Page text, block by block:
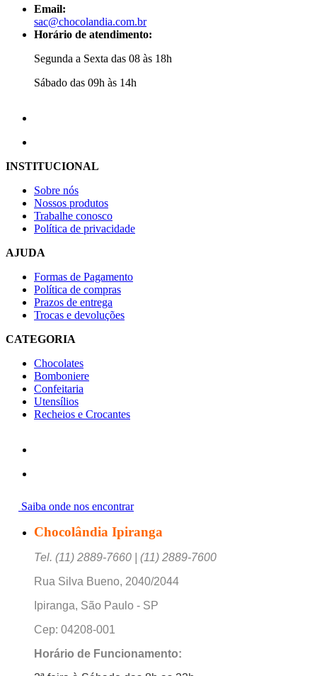
Email:
sac@chocolandia.com.br
Horário de atendimento:
Segunda a Sexta das 08 às 18h
Sábado das 09h às 14h
INSTITUCIONAL
Sobre nós
Nossos produtos
Trabalhe conosco
Política de privacidade
AJUDA
Formas de Pagamento
Política de compras
Prazos de entrega
Trocas e devoluções
CATEGORIA
Chocolates
Bomboniere
Confeitaria
Utensílios
Recheios e Crocantes
Saiba onde nos encontrar
Chocolândia Ipiranga
Tel. (11) 2889-7660 | (11) 2889-7600
Rua Silva Bueno, 2040/2044
Ipiranga, São Paulo - SP
Cep: 04208-001
Horário de Funcionamento: